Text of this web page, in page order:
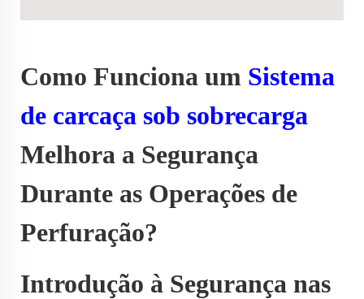
Como Funciona um Sistema
de carcaça sob sobrecarga
Melhora a Segurança
Durante as Operações de
Perfuração?
Introdução à Segurança nas